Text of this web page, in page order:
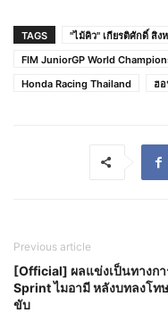
TAGS
"ไม้คิว" เกียรติศักดิ์ สิง
FIM JuniorGP World
Honda Racing Thailand
ฮอ
Previous article
[Official] ผลแข่งเป็นทางกา
Sprint ไมอามี หลังบทลงโท
ขับ